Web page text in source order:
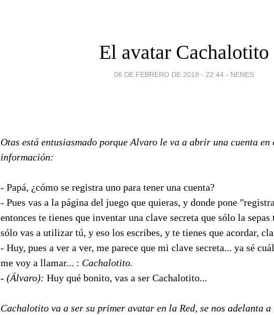
El avatar Cachalotito
06 DE FEBRERO DE 2018 - 22:44 - NENES
Otas está entusiasmado porque Alvaro le va a abrir una cuenta en
información:
- Papá, ¿cómo se registra uno para tener una cuenta?
- Pues vas a la página del juego que quieras, y donde pone
entonces te tienes que inventar una clave secreta que sólo la
sólo vas a utilizar tú, y eso los escribes, y te tienes que acordar,
- Huy, pues a ver a ver, me parece que mi clave secreta... ya sé
me voy a llamar... : Cachalotito.
- (Álvaro): Huy qué bonito, vas a ser Cachalotito...
Cachalotito va a ser su primer avatar en la Red, se nos adelanta